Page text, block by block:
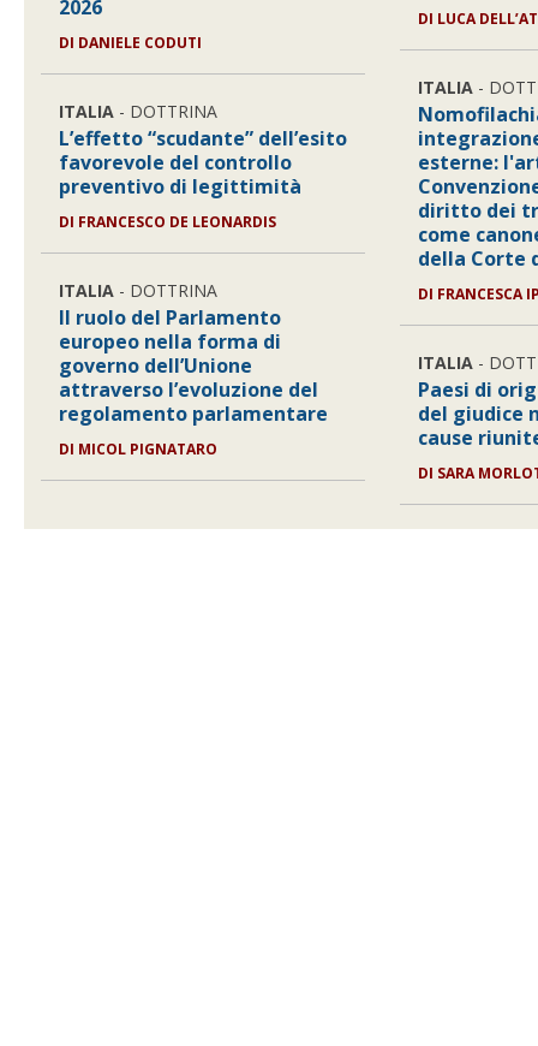
2026
DI DANIELE CODUTI
ITALIA - DOTTRINA
L’effetto “scudante” dell’esito
favorevole del controllo
preventivo di legittimità
DI FRANCESCO DE LEONARDIS
ITALIA - DOTTRINA
Il ruolo del Parlamento
europeo nella forma di
governo dell’Unione
attraverso l’evoluzione del
regolamento parlamentare
DI MICOL PIGNATARO
DI LUCA
ITALIA -
esterne:
diritto dei
come
della Corte
DI FRANCESCA
ITALIA -
Paesi di
del giudice
cause
DI SARA